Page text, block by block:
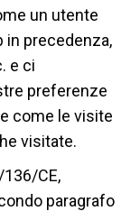
un utente
in precedenza,
e ci
preferenze
come le visite
visitate.
CE,
paragrafo